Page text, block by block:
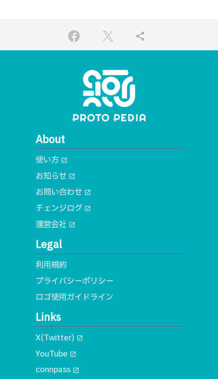
share
About
使い方 open_in_new
お知らせ open_in_new
お問い合わせ open_in_new
チェンジログ open_in_new
運営会社 open_in_new
Legal
利用規約
プライバシーポリシー
ロゴ使用ガイドライン
Links
X(Twitter) open_in_new
YouTube open_in_new
connpass open_in_new